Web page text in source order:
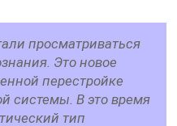
просматриваться
Это новое
перестройке
системы. В это время
тип